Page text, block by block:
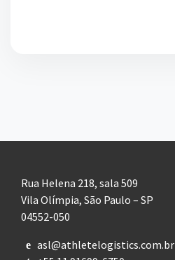
Rua Helena 218, sala 509
Vila Olímpia, São Paulo – SP
04552-050
e asl@athletelogistics.com.br